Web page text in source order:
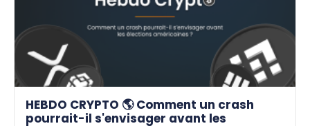
HEBDO CRYPTO 🌎 Comment un crash
pourrait-il s'envisager avant les